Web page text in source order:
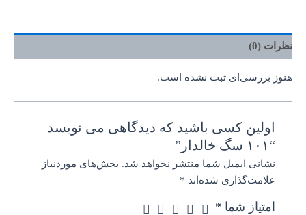
نظرات (0)
هنوز بررسی‌ای ثبت نشده است.
اولین کسی باشید که دیدگاهی می نویسد
“۱۰۱ سگ خالدار”
نشانی ایمیل شما منتشر نخواهد شد. بخش‌های موردنیاز
علامت‌گذاری شده‌اند *
امتیاز شما *